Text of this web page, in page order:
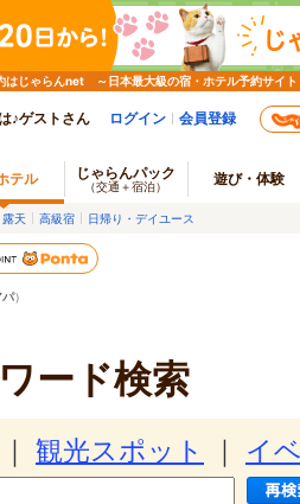
はじゃらんnet ～日本最大級の宿・ホテル予約サイト
♪ゲストさん ログイン 会員登録
テル じゃらんパック
（交通＋宿泊） 遊び・体験
露天 高級宿 日帰り・デイユース
パ）
ード検索
観光スポット イ